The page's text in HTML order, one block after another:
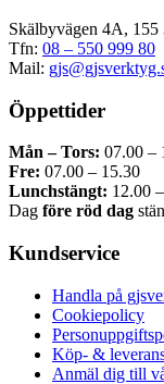
Skälbyvägen 4A,
Tfn: 08 – 550 999 80
Mail:
Öppettider
Mån – Tors: 07.00 –
Fre: 07.00 – 15.30
Lunchstängt: 12.00
Dag före röd dag
Kundservice
Handla på
Cookiepolicy
Köp- &
Anmäl dig till